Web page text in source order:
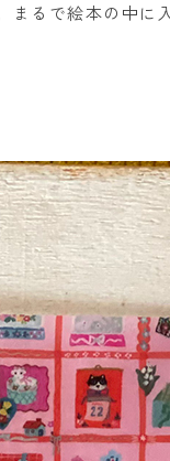
るで絵本の中